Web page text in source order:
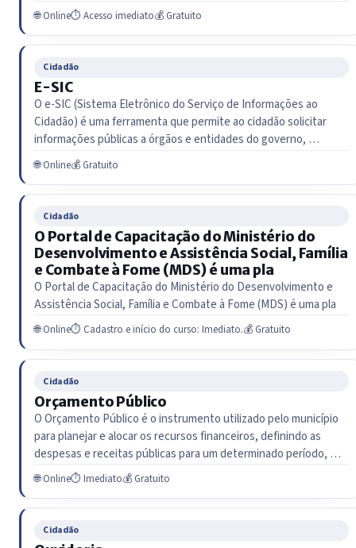
🌐 Online⏱ Acesso imediato💰 Gratuito
Cidadão
E-SIC
O e-SIC (Sistema Eletrônico do Serviço de Informações ao
Cidadão) é uma ferramenta que permite ao cidadão solicitar
informações públicas a órgãos e entidades do governo, …
🌐 Online💰 Gratuito
Cidadão
O Portal de Capacitação do Ministério do
Desenvolvimento e Assistência Social, Família
e Combate à Fome (MDS) é uma pla
O Portal de Capacitação do Ministério do Desenvolvimento e
Assistência Social, Família e Combate à Fome (MDS) é uma pla
🌐 Online⏱ Cadastro e início do curso: Imediato.💰 Gratuito
Cidadão
Orçamento Público
O Orçamento Público é o instrumento utilizado pelo município
para planejar e alocar os recursos financeiros, definindo as
despesas e receitas públicas para um determinado período, …
🌐 Online⏱ Imediato💰 Gratuito
Cidadão